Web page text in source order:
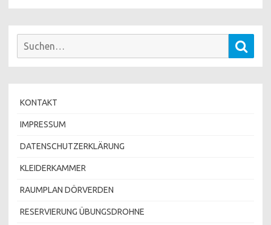
Suchen
KONTAKT
IMPRESSUM
DATENSCHUTZERKLÄRUNG
KLEIDERKAMMER
RAUMPLAN DÖRVERDEN
RESERVIERUNG ÜBUNGSDROHNE